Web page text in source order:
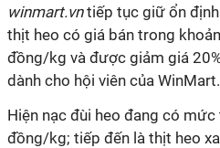
winmart.vntiếp tục giữ ổn
thịt heo có giá bán trong
đồng/kg và được giảm giá
dành cho hội viên của WinMart.
Hiện nạc đùi heo đang có
đồng/kg; tiếp đến là thịt heo